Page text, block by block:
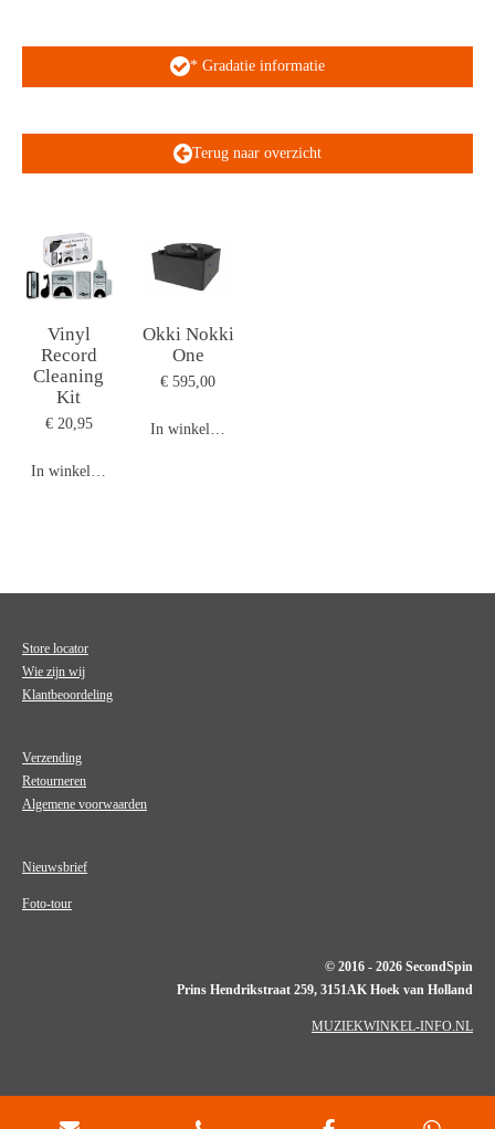
* Gradatie informatie
Terug naar overzicht
Vinyl
Record
Cleaning
Kit
€ 20,95
In winkelwagen
Okki Nokki
One
€ 595,00
In winkelwagen
Store locator
Wie zijn wij
Klantbeoordeling
Verzending
Retourneren
Algemene voorwaarden
Nieuwsbrief
Foto-tour
© 2016 - 2026 SecondSpin
Prins Hendrikstraat 259, 3151AK Hoek van Holland
MUZIEKWINKEL-INFO.NL